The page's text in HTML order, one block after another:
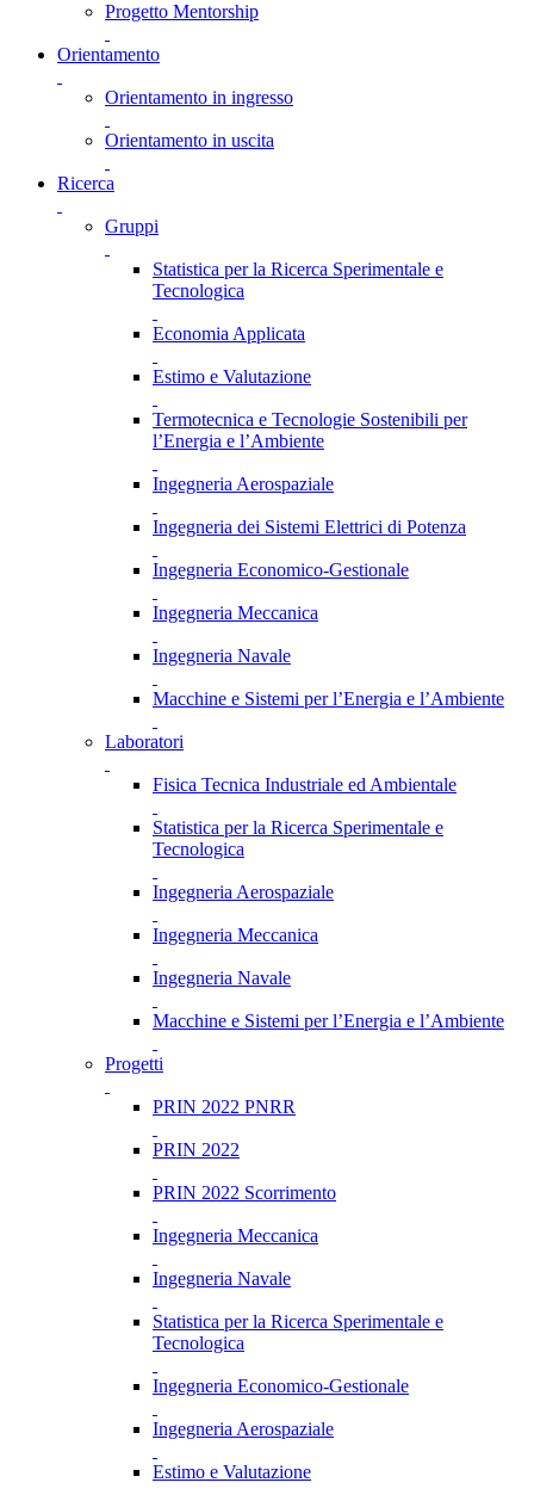
Progetto Mentorship
Orientamento
Orientamento in ingresso
Orientamento in uscita
Ricerca
Gruppi
Statistica per la Ricerca Sperimentale e
Tecnologica
Economia Applicata
Estimo e Valutazione
Termotecnica e Tecnologie Sostenibili per
l’Energia e l’Ambiente
Ingegneria Aerospaziale
Ingegneria dei Sistemi Elettrici di Potenza
Ingegneria Economico-Gestionale
Ingegneria Meccanica
Ingegneria Navale
Macchine e Sistemi per l’Energia e l’Ambiente
Laboratori
Fisica Tecnica Industriale ed Ambientale
Statistica per la Ricerca Sperimentale e
Tecnologica
Ingegneria Aerospaziale
Ingegneria Meccanica
Ingegneria Navale
Macchine e Sistemi per l’Energia e l’Ambiente
Progetti
PRIN 2022 PNRR
PRIN 2022
PRIN 2022 Scorrimento
Ingegneria Meccanica
Ingegneria Navale
Statistica per la Ricerca Sperimentale e
Tecnologica
Ingegneria Economico-Gestionale
Ingegneria Aerospaziale
Estimo e Valutazione